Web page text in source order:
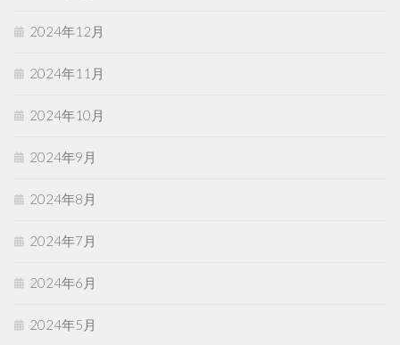
2024年12月
2024年11月
2024年10月
2024年9月
2024年8月
2024年7月
2024年6月
2024年5月